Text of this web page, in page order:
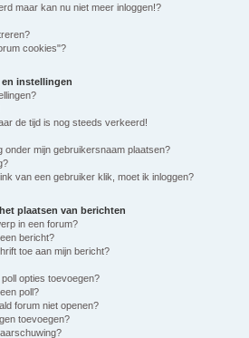
maar kan nu niet meer inloggen!?
cookies"?
instellingen
de tijd is nog steeds verkeerd!
onder mijn gebruikersnaam plaatsen?
van een gebruiker klik, moet ik inloggen?
plaatsen van berichten
in een forum?
bericht?
toe aan mijn bericht?
opties toevoegen?
poll?
forum niet openen?
toevoegen?